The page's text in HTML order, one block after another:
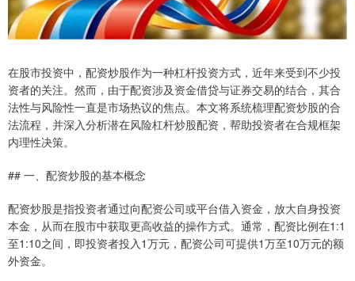
在股市投资中，配资炒股作为一种杠杆投资方式，近年来受到不少投
资者的关注。然而，由于配资涉及资金借贷与证券交易的结合，其合
法性与风险性一直是市场热议的焦点。本文将系统梳理配资炒股的合
法流程，并深入分析潜在风险杠杆炒股配资，帮助投资者在合规框架
内理性决策。
## 一、配资炒股的基本概念
配资炒股是指投资者通过向配资公司或平台借入资金，放大自身投资
本金，从而在股市中获取更高收益的操作方式。通常，配资比例在1:1
至1:10之间，即投资者投入1万元，配资公司可提供1万至10万元的额
外资金。